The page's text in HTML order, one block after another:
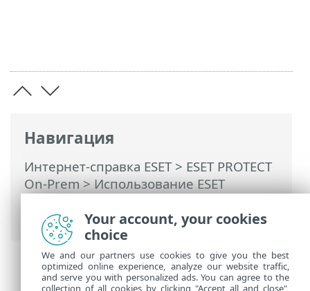
Навигация
Интернет-справка ESET> ESET PROTECT
On-Prem>Использование ESET
PROTECT On-PremYour account, your cookies
choice
We and our partners use cookies to give you the best
optimized online experience, analyze our website traffic,
and serve you with personalized ads. You can agree to the
collection of all cookies by clicking "Accept all and close",